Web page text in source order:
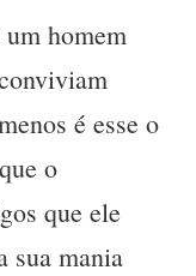
homem
é esse o
o
que ele
sua mania